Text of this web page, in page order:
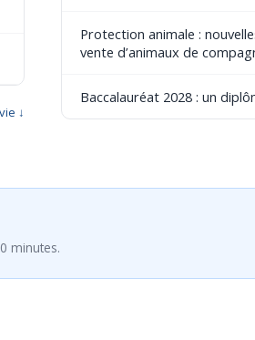
↓
Protection animale :
vente d’animaux de
Baccalauréat 2028 : un
minutes.